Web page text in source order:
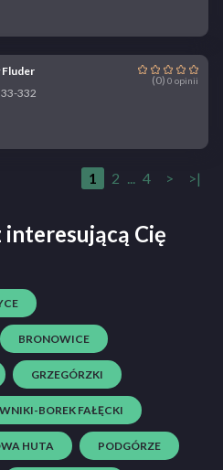
Fluder
(0) 0 opinii
332
1 2 ... 4 > >|
Cię
BRONOWICE
GRZEGÓRZKI
BOREK FAŁĘCKI
HUTA PODGÓRZE